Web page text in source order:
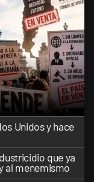
Unidos y hace
que ya
al menemismo